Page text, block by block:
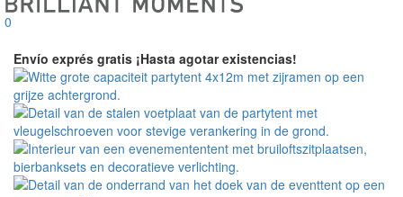
0
Envío exprés gratis ¡Hasta agotar existencias!